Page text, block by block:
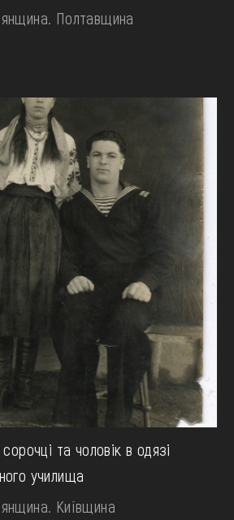
Полтавщина
та чоловік в одязі
училища
Київщина